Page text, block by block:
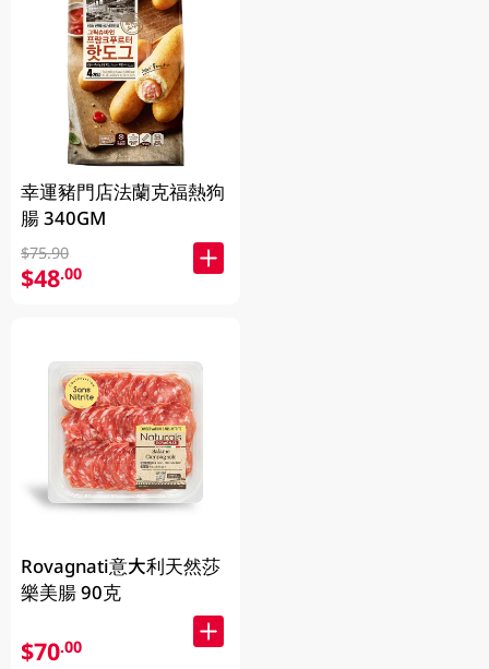
幸運豬門店法蘭克福熱狗
腸 340GM
$75.90
$48.00
Rovagnati意大利天然莎
樂美腸 90克
$70.00